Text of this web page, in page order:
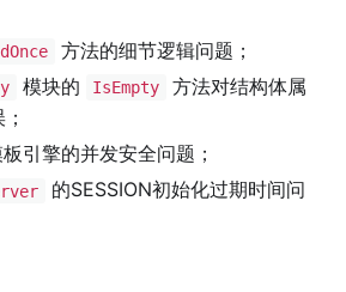
方法的细节逻辑问题；
模块的 IsEmpty
方法对结构体属
引擎的并发安全问题；
的SESSION初始化过期时间问